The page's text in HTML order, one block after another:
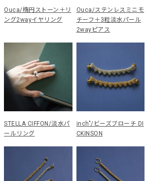
Ouca/楕円ストーン＋リ
ング2wayイヤリング
Ouca/ステンレスミニモ
チーフ＋3粒淡水パール
2wayピアス
STELLA CIFFON/淡水パ
ールリング
inch"/ビーズブローチ DI
CKINSON